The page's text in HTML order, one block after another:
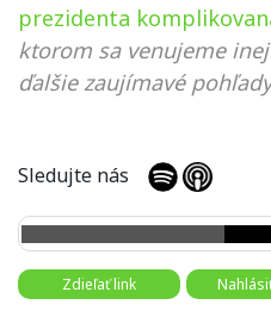
prezidenta
ktorom sa venujeme
ďalšie zaujímavé
Sledujte nás
Zdieľať link